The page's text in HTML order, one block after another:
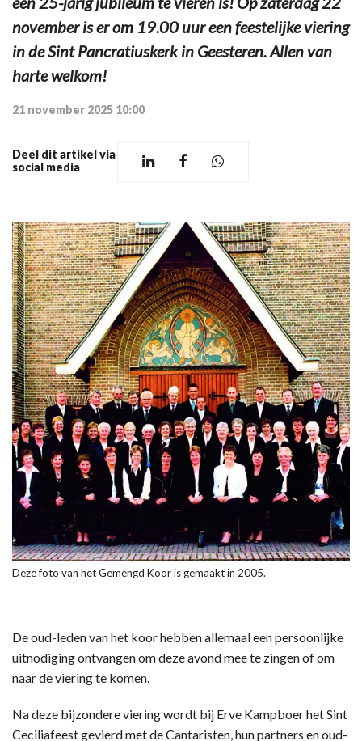
november is er om 19.00 uur een feestelijke viering
in de Sint Pancratiuskerk in Geesteren. Allen van
harte welkom!
21 november 2025 10:00
Deel dit artikel via
social media
Deze foto van het Gemengd Koor is gemaakt in 2005.
De oud-leden van het koor hebben allemaal een persoonlijke
uitnodiging ontvangen om deze avond mee te zingen of om
naar de viering te komen.
Na deze bijzondere viering wordt bij Erve Kampboer het Sint
Ceciliafeest gevierd met de Cantaristen, hun partners en oud-